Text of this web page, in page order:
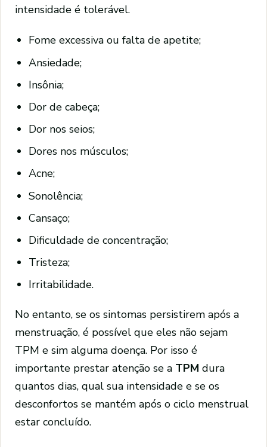
intensidade é tolerável.
Fome excessiva ou falta de apetite;
Ansiedade;
Insônia;
Dor de cabeça;
Dor nos seios;
Dores nos músculos;
Acne;
Sonolência;
Cansaço;
Dificuldade de concentração;
Tristeza;
Irritabilidade.
No entanto, se os sintomas persistirem após a
menstruação, é possível que eles não sejam
TPM e sim alguma doença. Por isso é
importante prestar atenção se a TPM dura
quantos dias, qual sua intensidade e se os
desconfortos se mantém após o ciclo menstrual
estar concluído.